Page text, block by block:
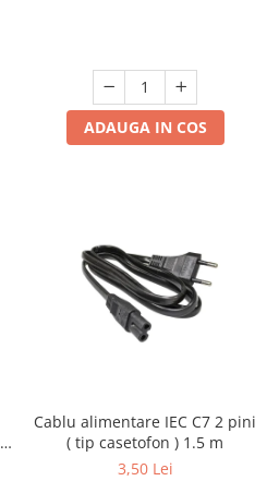
ADAUGA IN COS
Cablu alimentare IEC C7 2 pini
( tip casetofon ) 1.5 m
3,50 Lei